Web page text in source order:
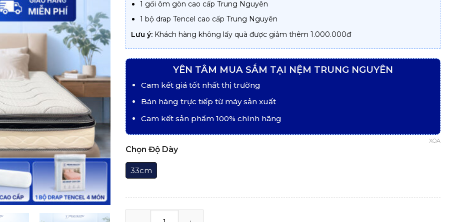
1 gối ôm gòn cao cấp Trung Nguyên
1 bộ drap Tencel cao cấp Trung Nguyên
Lưu ý:Khách hàng không lấy quà được giảm thêm 1.000.000đ
YÊN TÂM MUA SẮM TẠI NỆM TRUNG NGUYÊN
Cam kết giá tốt nhất thị trường
Bán hàng trực tiếp từ máy sản xuất
Cam kết sản phẩm 100% chính hãng
Chọn Độ Dày
33cm
XÓA